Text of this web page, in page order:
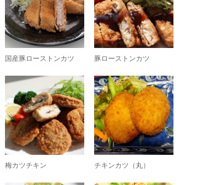
国産豚ローストンカツ 豚ローストンカツ
梅カツチキン チキンカツ（丸）